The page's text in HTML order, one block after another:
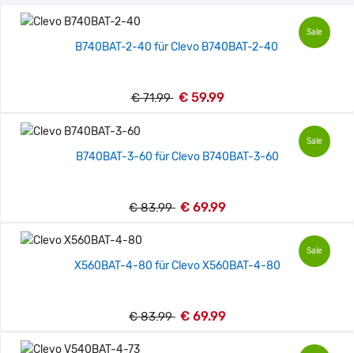
Sale
B740BAT-2-40 für Clevo B740BAT-2-40
€ 71.99 € 59.99
Sale
B740BAT-3-60 für Clevo B740BAT-3-60
€ 83.99 € 69.99
Sale
X560BAT-4-80 für Clevo X560BAT-4-80
€ 83.99 € 69.99